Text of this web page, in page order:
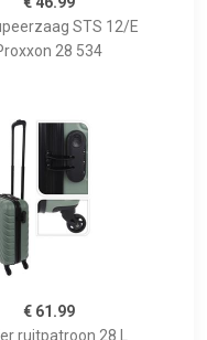
STS 12/E
28 534
€ 61.99
ruitpatroon 28 L